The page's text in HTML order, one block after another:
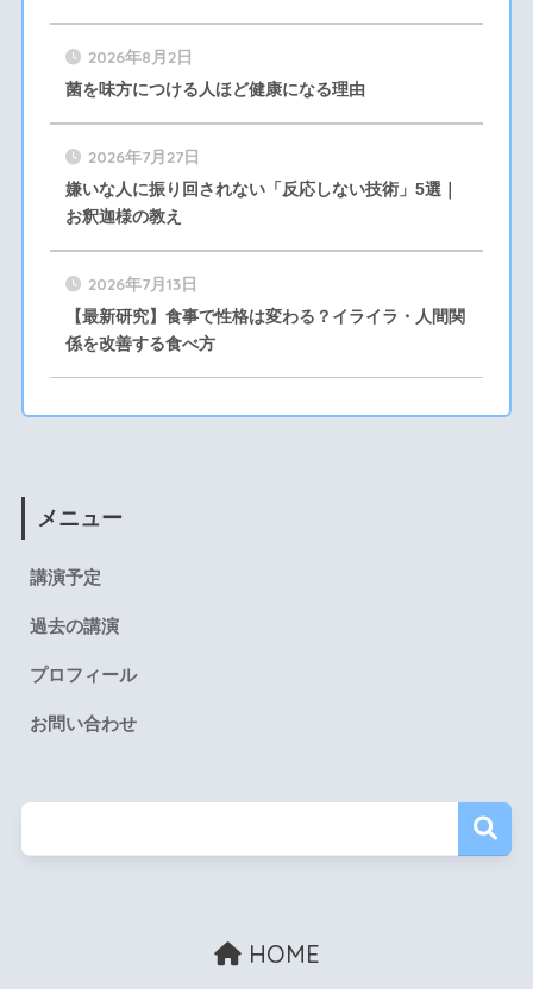
2026年8月2日
菌を味方につける人ほど健康になる理由
2026年7月27日
嫌いな人に振り回されない「反応しない技術」5選｜
お釈迦様の教え
2026年7月13日
【最新研究】食事で性格は変わる？イライラ・人間関
係を改善する食べ方
メニュー
講演予定
過去の講演
プロフィール
お問い合わせ
HOME